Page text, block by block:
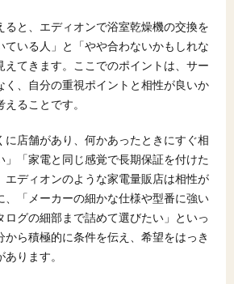
ると、エディオンで浴室乾燥機の交換を
ている人」と「やや合わないかもしれな
えてきます。ここでのポイントは、サー
く、自分の重視ポイントと相性が良いか
ることです。
に店舗があり、何かあったときにすぐ相
」「家電と同じ感覚で長期保証を付けた
エディオンのような家電量販店は相性が
、「メーカーの細かな仕様や型番に強い
ログの細部まで詰めて選びたい」といっ
から積極的に条件を伝え、希望をはっき
ります。